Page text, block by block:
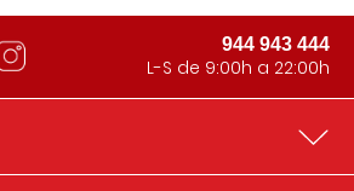
944 943 444
L-S de 9:00h a 22:00h